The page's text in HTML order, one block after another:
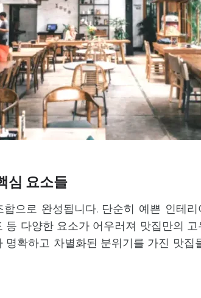
심 요소들
으로 완성됩니다. 단순히 예쁜 인테
등 다양한 요소가 어우러져 맛집만의
명확하고 차별화된 분위기를 가진 맛집